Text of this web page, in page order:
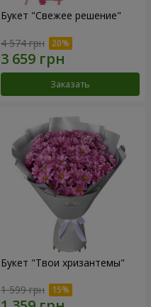
Букет "Свежее решение"
4 574 грн
Заказать
Букет "Твои хризантемы"
1 599 грн